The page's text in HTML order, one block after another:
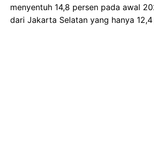
menyentuh 14,8 persen pada awal
dari Jakarta Selatan yang hanya 12,4